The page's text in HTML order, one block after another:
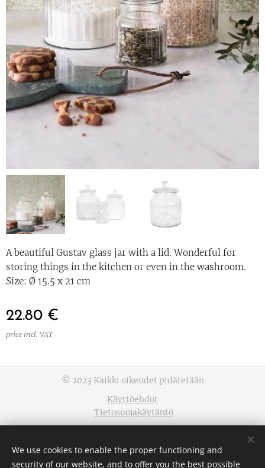
A beautiful Gustav glass jar with a lid. Wonderful for
storing things in the kitchen or even in the washroom.
Size: Ø 15.5 x 21 cm
22.80 €
price incl. VAT
© 2023 Kaikki oikeudet pidätetään
Käyttöehdot
Tietosuojakäytäntö
Languages
We use cookies to enable the proper functioning and
security of our website, and to offer you the best possible